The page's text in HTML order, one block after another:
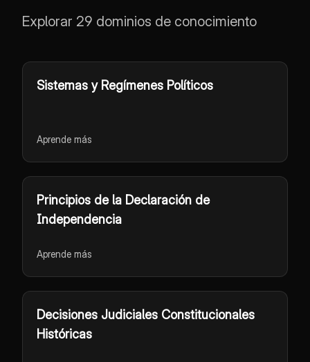
Explorar 29 dominios de conocimiento
Sistemas y Regímenes Políticos
Aprende más
Principios de la Declaración de
Independencia
Aprende más
Decisiones Judiciales Constitucionales
Históricas